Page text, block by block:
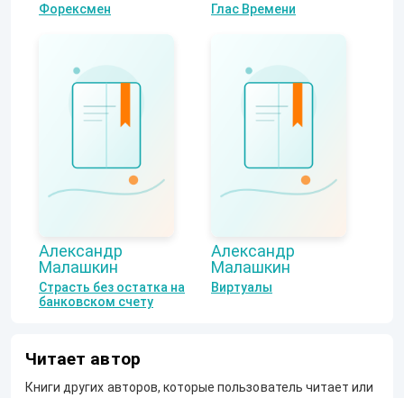
Форексмен Глас Времени
Александр
Малашкин
Страсть без остатка на
банковском счету
Александр
Малашкин
Виртуалы
Читает автор
Книги других авторов, которые пользователь читает или